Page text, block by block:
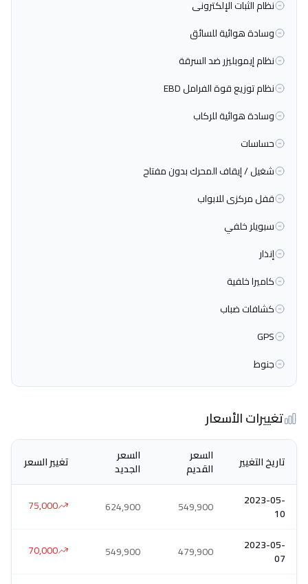
نظام الثبات الإلكترونى
وسادة هوائية للسائق
نظام إيموبليزر ضد السرقة
نظام توزيع قوة الفرامل EBD
وسادة هوائية للركاب
حساسات
شغيل / إيقاف المحرك بدون مفتاح
قفل مركزى للابواب
سبويلر خلفي
إنذار
كاميرا خلفية
كشافات ضباب
GPS
جنوط
تغييرات الأسعار
تاريخ التغيير السعر
القديم
السعر
الجديد تغيير السعر
2023-05-
10
549,900
624,900
75,000
2023-05-
07
479,900
549,900
70,000